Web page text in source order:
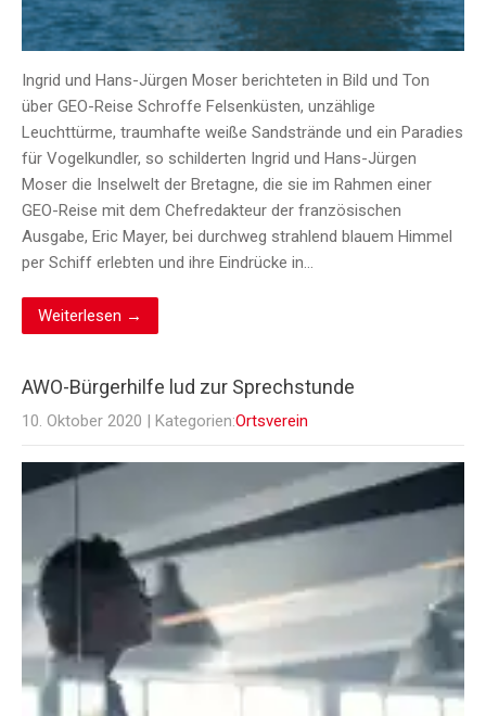
Ingrid und Hans-Jürgen Moser berichteten in Bild und Ton
über GEO-Reise Schroffe Felsenküsten, unzählige
Leuchttürme, traumhafte weiße Sandstrände und ein Paradies
für Vogelkundler, so schilderten Ingrid und Hans-Jürgen
Moser die Inselwelt der Bretagne, die sie im Rahmen einer
GEO-Reise mit dem Chefredakteur der französischen
Ausgabe, Eric Mayer, bei durchweg strahlend blauem Himmel
per Schiff erlebten und ihre Eindrücke in…
Weiterlesen →
AWO-Bürgerhilfe lud zur Sprechstunde
10. Oktober 2020 | Kategorien:Ortsverein